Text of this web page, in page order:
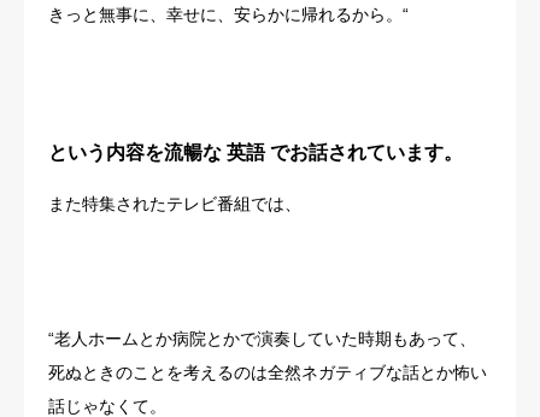
きっと無事に、幸せに、安らかに帰れるから。“
という内容を流暢な 英語でお話されています。
また特集されたテレビ番組では、
“老人ホームとか病院とかで演奏していた時期もあって、
死ぬときのことを考えるのは全然ネガティブな話とか怖い
話じゃなくて。